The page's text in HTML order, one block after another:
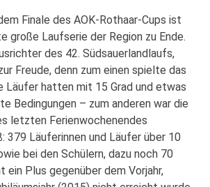
Finale des AOK-Rothaar-Cups ist
große Laufserie der Region zu Ende.
des 42. Südsauerlandlaufs,
Freude, denn zum einen spielte das
Läufer hatten mit 15 Grad und etwas
Bedingungen – zum anderen war die
letzten Ferienwochenendes
379 Läuferinnen und Läufer über 10
bei den Schülern, dazu noch 70
ein Plus gegenüber dem Vorjahr,